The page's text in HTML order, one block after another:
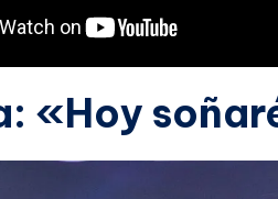
«Hoy